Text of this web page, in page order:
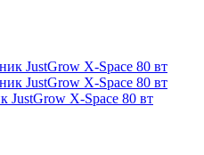
JustGrow X-Space 80 вт